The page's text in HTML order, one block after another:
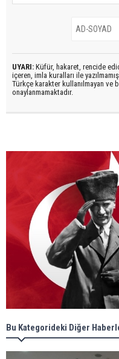
UYARI: Küfür, hakaret, rencide
içeren, imla kuralları ile yazılmamış,
Türkçe karakter kullanılmayan ve
onaylanmamaktadır.
Bu Kategorideki Diğer